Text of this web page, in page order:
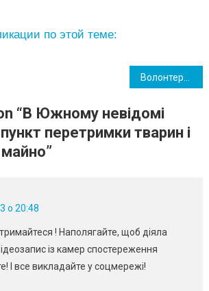
по этой теме:
“В Южному невідомі
перетримки тварин і
майно”
о 20:48
! Наполягайте, щоб діяла
із камер спостереження
І все викладайте у соцмережі!